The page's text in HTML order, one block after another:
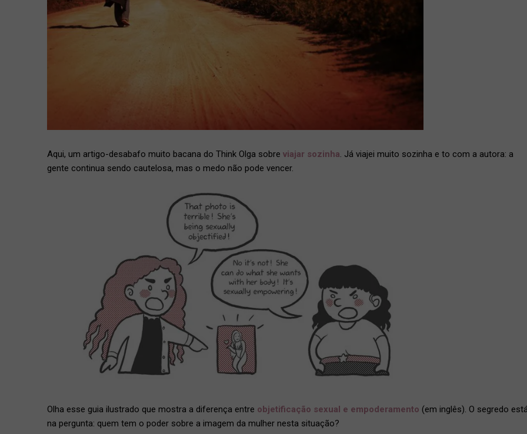
Aqui, um artigo-desabafo muito bacana do Think Olga sobre viajar sozinha. Já viajei muito sozinha e to com a autora: a
gente continua sendo cautelosa, mas o medo não pode vencer.
Olha esse guia ilustrado que mostra a diferença entre objetificação sexual e empoderamento (em inglês). O segredo
na pergunta: quem tem o poder sobre a imagem da mulher nesta situação?